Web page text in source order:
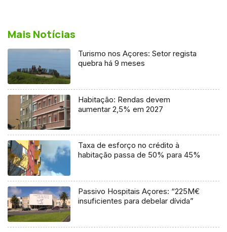
Mais Notícias
Turismo nos Açores: Setor regista
quebra há 9 meses
Habitação: Rendas devem
aumentar 2,5% em 2027
Taxa de esforço no crédito à
habitação passa de 50% para 45%
Passivo Hospitais Açores: “225M€
insuficientes para debelar dívida”